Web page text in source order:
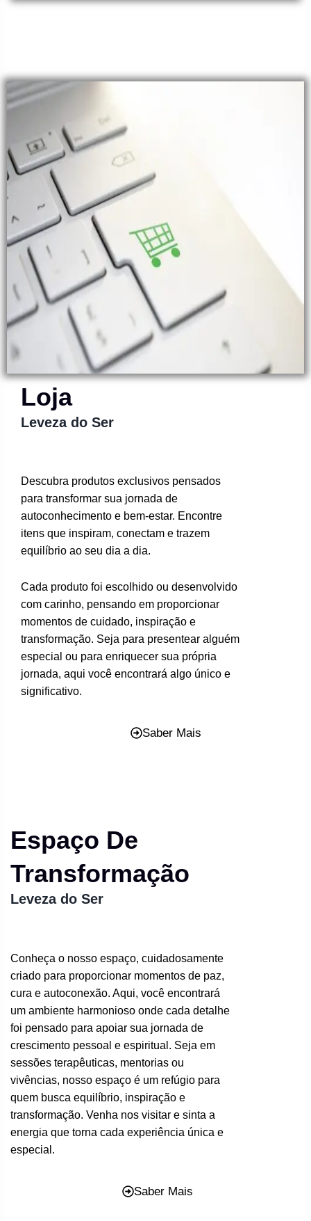
Loja
Leveza do Ser
Descubra produtos exclusivos pensados
para transformar sua jornada de
autoconhecimento e bem-estar. Encontre
itens que inspiram, conectam e trazem
equilíbrio ao seu dia a dia.
Cada produto foi escolhido ou desenvolvido
com carinho, pensando em proporcionar
momentos de cuidado, inspiração e
transformação. Seja para presentear alguém
especial ou para enriquecer sua própria
jornada, aqui você encontrará algo único e
significativo.
Saber Mais
Espaço De
Transformação
Leveza do Ser
Conheça o nosso espaço, cuidadosamente
criado para proporcionar momentos de paz,
cura e autoconexão. Aqui, você encontrará
um ambiente harmonioso onde cada detalhe
foi pensado para apoiar sua jornada de
crescimento pessoal e espiritual. Seja em
sessões terapêuticas, mentorias ou
vivências, nosso espaço é um refúgio para
quem busca equilíbrio, inspiração e
transformação. Venha nos visitar e sinta a
energia que torna cada experiência única e
especial.
Saber Mais